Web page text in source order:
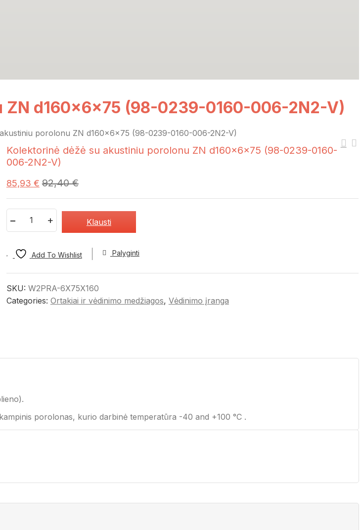
ZN d160x6x75 (98-0239-0160-006-2N2-V)
porolonu ZN d160x6x75 (98-0239-0160-006-2N2-V)
Kolektorinė dėžė su akustiniu porolonu ZN d160x6x75 (98-0239-0160-
006-2N2-V)
85,93 € 92,40€
Klausti
Add To Wishlist Palyginti
SKU: W2PRA-6X75X160
Categories: Ortakiai ir vėdinimo medžiagos, Vėdinimo įranga
porolonas, kurio darbinė temperatūra -40 and +100 °C .